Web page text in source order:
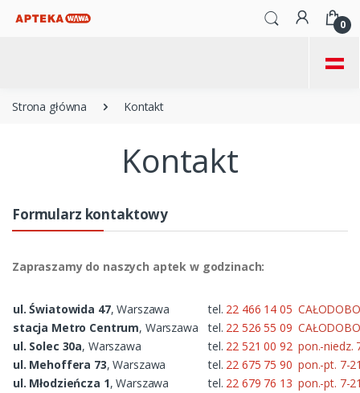
0
=
Strona główna Kontakt
Kontakt
Formularz kontaktowy
Zapraszamy do naszych aptek w godzinach:
ul. Światowida 47, Warszawa tel. 22 466 14 05
stacja Metro Centrum, Warszawa tel. 22 526 55 09
ul. Solec 30a, Warszawa tel. 22 521 00 92 pon.-niedz.
ul. Mehoffera 73, Warszawa tel. 22 675 75 90 pon.-pt. 7-
ul. Młodzieńcza 1, Warszawa tel. 22 679 76 13 pon.-pt. 7-